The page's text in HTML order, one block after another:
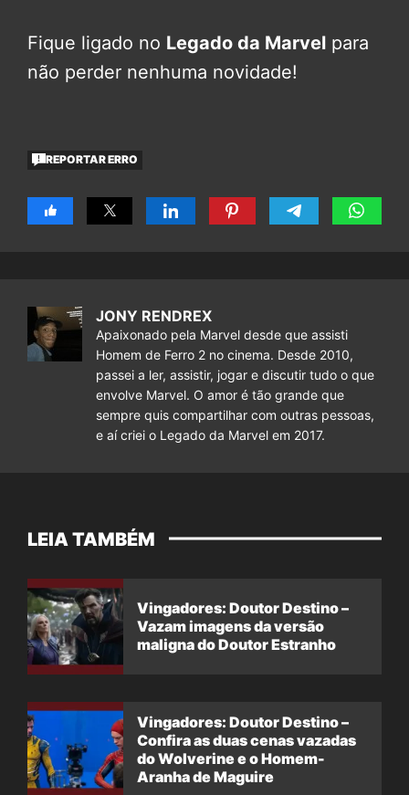
Fique ligado no Legado da Marvel para
não perder nenhuma novidade!
REPORTAR ERRO
JONY RENDREX
Apaixonado pela Marvel desde que assisti
Homem de Ferro 2 no cinema. Desde 2010,
passei a ler, assistir, jogar e discutir tudo o que
envolve Marvel. O amor é tão grande que
sempre quis compartilhar com outras pessoas,
e aí criei o Legado da Marvel em 2017.
LEIA TAMBÉM
Vingadores: Doutor Destino –
Vazam imagens da versão
maligna do Doutor Estranho
Vingadores: Doutor Destino –
Confira as duas cenas vazadas
do Wolverine e o Homem-
Aranha de Maguire